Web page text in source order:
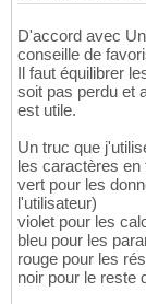
D'accord avec
conseille de
Il faut équilibrer
soit pas perdu et
est utile.
Un truc que
les caractères en
vert pour les
l'utilisateur)
violet pour les
bleu pour les
rouge pour les
noir pour le reste